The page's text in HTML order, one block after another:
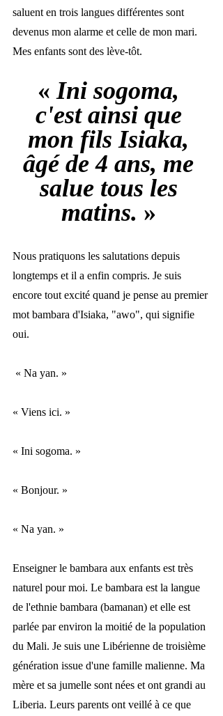
saluent en trois langues différentes sont
devenus mon alarme et celle de mon mari.
Mes enfants sont des lève-tôt.
« Ini sogoma,
c'est ainsi que
mon fils Isiaka,
âgé de 4 ans, me
salue tous les
matins. »
Nous pratiquons les salutations depuis
longtemps et il a enfin compris. Je suis
encore tout excité quand je pense au premier
mot bambara d'Isiaka, "awo", qui signifie
oui.
« Na yan. »
« Viens ici. »
« Ini sogoma. »
« Bonjour. »
« Na yan. »
Enseigner le bambara aux enfants est très
naturel pour moi. Le bambara est la langue
de l'ethnie bambara (bamanan) et elle est
parlée par environ la moitié de la population
du Mali. Je suis une Libérienne de troisième
génération issue d'une famille malienne. Ma
mère et sa jumelle sont nées et ont grandi au
Liberia. Leurs parents ont veillé à ce que